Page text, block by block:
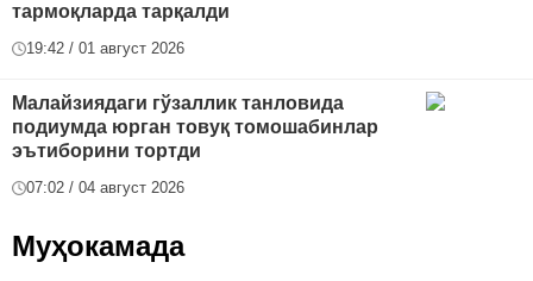
тармоқларда тарқалди
19:42 / 01 август 2026
Малайзиядаги гўзаллик танловида
подиумда юрган товуқ томошабинлар
эътиборини тортди
07:02 / 04 август 2026
Муҳокамада